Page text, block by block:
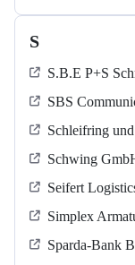
S
S.B.E P+S
SBS
Schleifring
Schwing
Seifert
Simplex
Sparda-Bank